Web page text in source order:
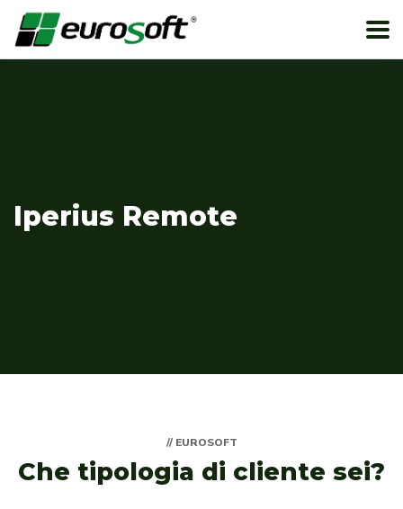
Iperius Remote
// EUROSOFT
Che tipologia di cliente sei?